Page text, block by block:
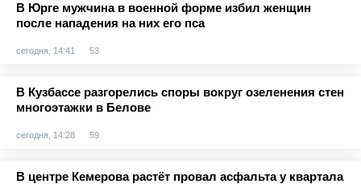
В Юрге мужчина в военной форме избил женщин
после нападения на них его пса
сегодня, 14:41 53
В Кузбассе разгорелись споры вокруг озеленения стен
многоэтажки в Белове
сегодня, 14:28 59
В центре Кемерова растёт провал асфальта у квартала